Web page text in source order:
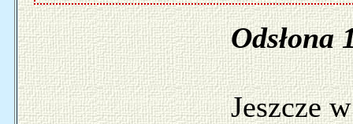
Odsłona
Jeszcze